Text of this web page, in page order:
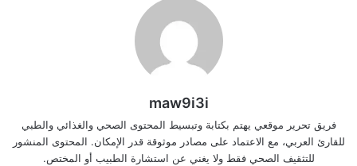
maw9i3i
فريق تحرير موقعي يهتم بكتابة وتبسيط المحتوى الصحي والغذائي والطبي
للقارئ العربي، مع الاعتماد على مصادر موثوقة قدر الإمكان. المحتوى المنشور
للتثقيف الصحي فقط ولا يغني عن استشارة الطبيب أو المختص.